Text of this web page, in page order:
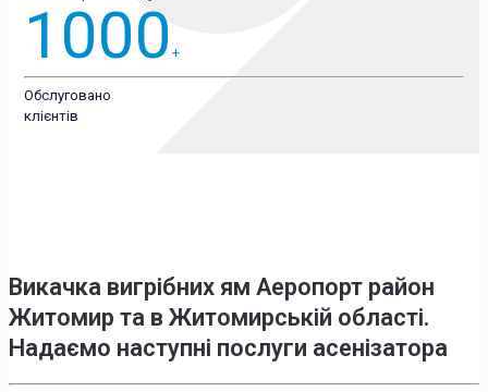
1000 +
Обслуговано
клієнтів
Викачка вигрібних ям Аеропорт район
Житомир та в Житомирській області.
Надаємо наступні послуги асенізатора